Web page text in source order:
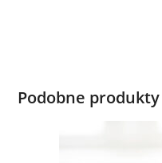
Podobne produkty